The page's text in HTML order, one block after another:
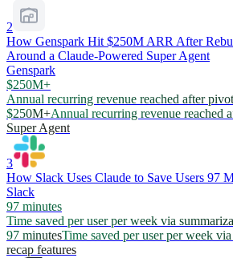
2
How Genspark Hit $250M ARR After
Around a Claude-Powered Super Agent
Genspark
$250M+
Annual recurring revenue reached after
$250M+Annual recurring revenue reached
Super Agent
3
How Slack Uses Claude to Save Users 97
Slack
97 minutes
Time saved per user per week via
97 minutesTime saved per user per week
recap features